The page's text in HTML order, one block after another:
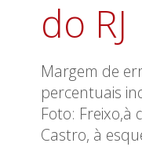
do RJ
Margem de
percentuais
Foto: Freixo,à
Castro, à